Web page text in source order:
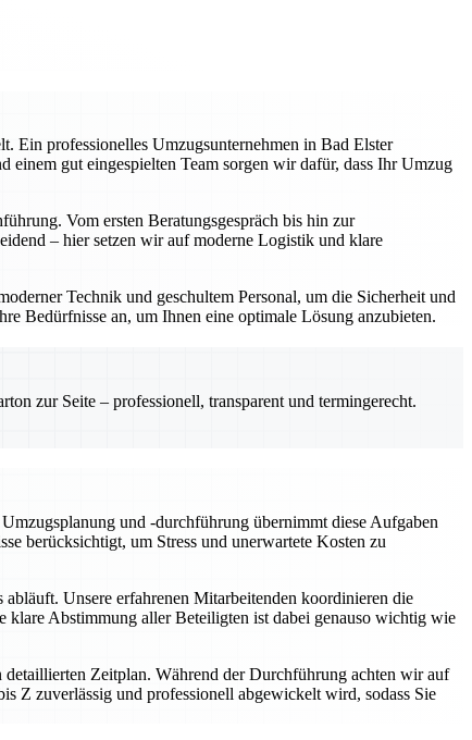
Ein professionelles Umzugsunternehmen in Bad Elster
einem gut eingespielten Team sorgen wir dafür, dass Ihr Umzug
Vom ersten Beratungsgespräch bis hin zur
– hier setzen wir auf moderne Logistik und klare
Technik und geschultem Personal, um die Sicherheit und
Bedürfnisse an, um Ihnen eine optimale Lösung anzubieten.
zur Seite – professionell, transparent und termingerecht.
und -durchführung übernimmt diese Aufgaben
berücksichtigt, um Stress und unerwartete Kosten zu
Unsere erfahrenen Mitarbeitenden koordinieren die
klare Abstimmung aller Beteiligten ist dabei genauso wichtig wie
Zeitplan. Während der Durchführung achten wir auf
Z zuverlässig und professionell abgewickelt wird, sodass Sie